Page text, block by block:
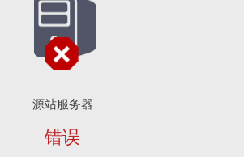
源站服务器
错误